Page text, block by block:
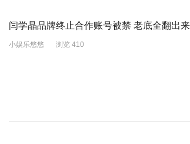
闫学晶品牌终止合作账号被禁 老底全翻出
小娱乐悠悠 浏览 410